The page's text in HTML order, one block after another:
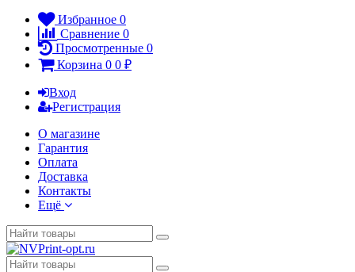
Избранное 0
Сравнение 0
Просмотренные 0
Корзина 0 0 ₽
Вход
Регистрация
О магазине
Гарантия
Оплата
Доставка
Контакты
Ещё